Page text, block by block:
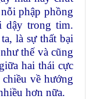
phập phồng
dậy trong tim.
là sự thất bại
thế và cũng
hai thái cực
về hướng
hơn nữa.